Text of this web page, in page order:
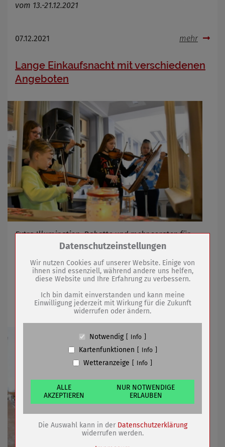
vom 13.-21.12.2021
07.12.2021 mehr
Lange Einkaufsnacht mit verschiedenen
Angeboten
Extra Illumination, Rabatte und mehr sorgten für
besonderes Erlebnis
06.12.2021 mehr
Die Asphaltdecke ist aufgebracht
Zum Betrieb der Seite notwendige Cookies /
Name
PHP Session Cookie
Anbieter
Eigentümer dieser Website (Wenko-
Wenselaar GmbH & Co. KG)
Absicherung Kontaktformular / SPAM
Cookiespeicherung Entscheidungscookie
Anbieter
Eigentümer dieser Website (Wenko-
Wenselaar GmbH & Co. KG)
Zweck
Speichert die Einstellungen der Besucher
bezüglich der Speicherung von Cookies.
Cookie Name
dywc
Cookie Laufzeit
1 Jahr
Datenschutzeinstellungen
Wir nutzen Cookies auf unserer Website. Einige von
ihnen sind essenziell, während andere uns helfen,
diese Website und Ihre Erfahrung zu verbessern.
Ich bin damit einverstanden und kann meine
Einwilligung jederzeit mit Wirkung für die Zukunft
widerrufen oder ändern.
Notwendig Info
Kartenfunktionen Info
Wetteranzeige Info
ALLE
AKZEPTIEREN
NUR NOTWENDIGE
ERLAUBEN
Die Auswahl kann in der Datenschutzerklärung
widerrufen werden.